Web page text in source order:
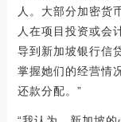
人。大部分加密货
人在项目投资或会
导到新加坡银行信
掌握她们的经营情
还款分配。”